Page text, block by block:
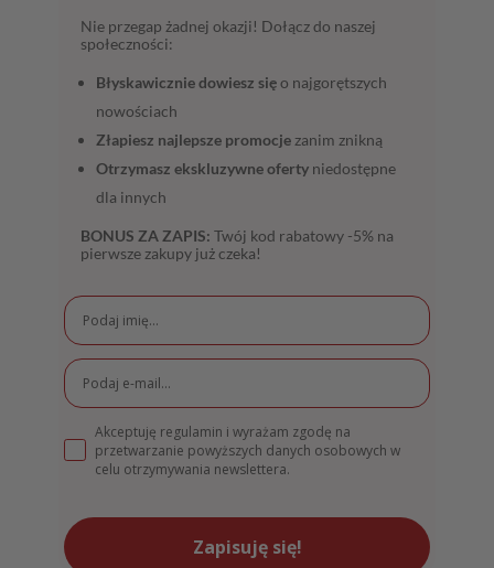
Nie przegap żadnej okazji! Dołącz do naszej
społeczności:
Błyskawicznie dowiesz sięo najgorętszych
nowościach
Złapiesz najlepsze promocje zanim znikną
Otrzymasz ekskluzywne oferty niedostępne
dla innych
BONUS ZA ZAPIS: Twój kod rabatowy -5% na
pierwsze zakupy już czeka!
Akceptuję regulamin i wyrażam zgodę na
przetwarzanie powyższych danych osobowych w
celu otrzymywania newslettera.
Zapisuję się!